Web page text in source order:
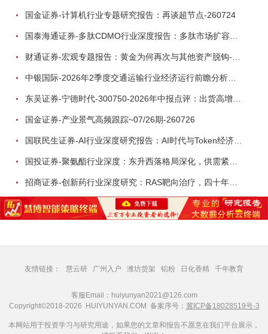
国金证券-计算机行业专题研究报告：再谈超节点-260724
中银国际-2026年2季度交通运输行业经济运行前瞻分析：地缘冲突致航运和航空景气度分化，交通基础设施板块总体呈现稳健特征-260724
东吴证券-宁德时代-300750-2026年中报点评：出货高增业绩稳健，回购彰显龙头信心-260726
国金证券-产业景气高频跟踪~07/26期-260726
国联民生证券-AI行业深度研究报告：AI时代与Token经济，从技术符号到数字石油-260801
招商证券-创新药行业深度研究：RAS靶向治疗，四十年不可成药的终结，与终结之后的治疗格局演化-260805
友情链接： 慧云研 广州入户 潍坊货架 铝粉 日化香精 千年教育
客服Email：huiyunyan2021@126.com
Copyright©2018-2026 HUIYUNYAN.COM 备案序号： 冀ICP备18028519号-3
本网站用于投资学习与研究用途，如果您的文章和报告不愿意在我们平台展示，